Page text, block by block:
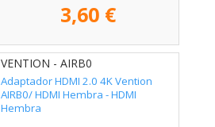
3,60 €
VENTION - AIRB0
Adaptador HDMI 2.0 4K Vention
AIRB0/ HDMI Hembra - HDMI
Hembra